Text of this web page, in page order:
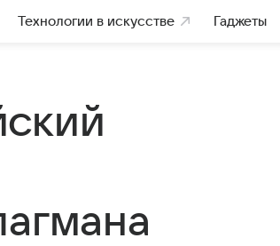
Технологии в искусстве Гаджеты